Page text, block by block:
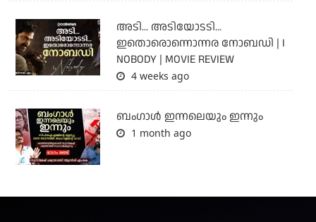
അടി... അടിയോടടി...
ഇതൊരൊന്നൊന്നര നോബഡി | I
NOBODY | MOVIE REVIEW
4 weeks ago
ബംഗാള്‍ ഇന്നലെയും ഇന്നും
1 month ago